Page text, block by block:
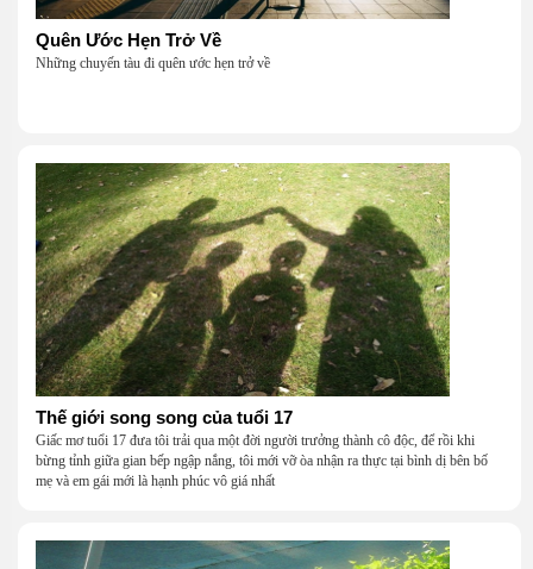
Quên Ước Hẹn Trở Về
Những chuyến tàu đi quên ước hẹn trở về
Thế giới song song của tuổi 17
Giấc mơ tuổi 17 đưa tôi trải qua một đời người trưởng thành cô độc, để rồi khi
bừng tỉnh giữa gian bếp ngập nắng, tôi mới vỡ òa nhận ra thực tại bình dị bên bố
mẹ và em gái mới là hạnh phúc vô giá nhất